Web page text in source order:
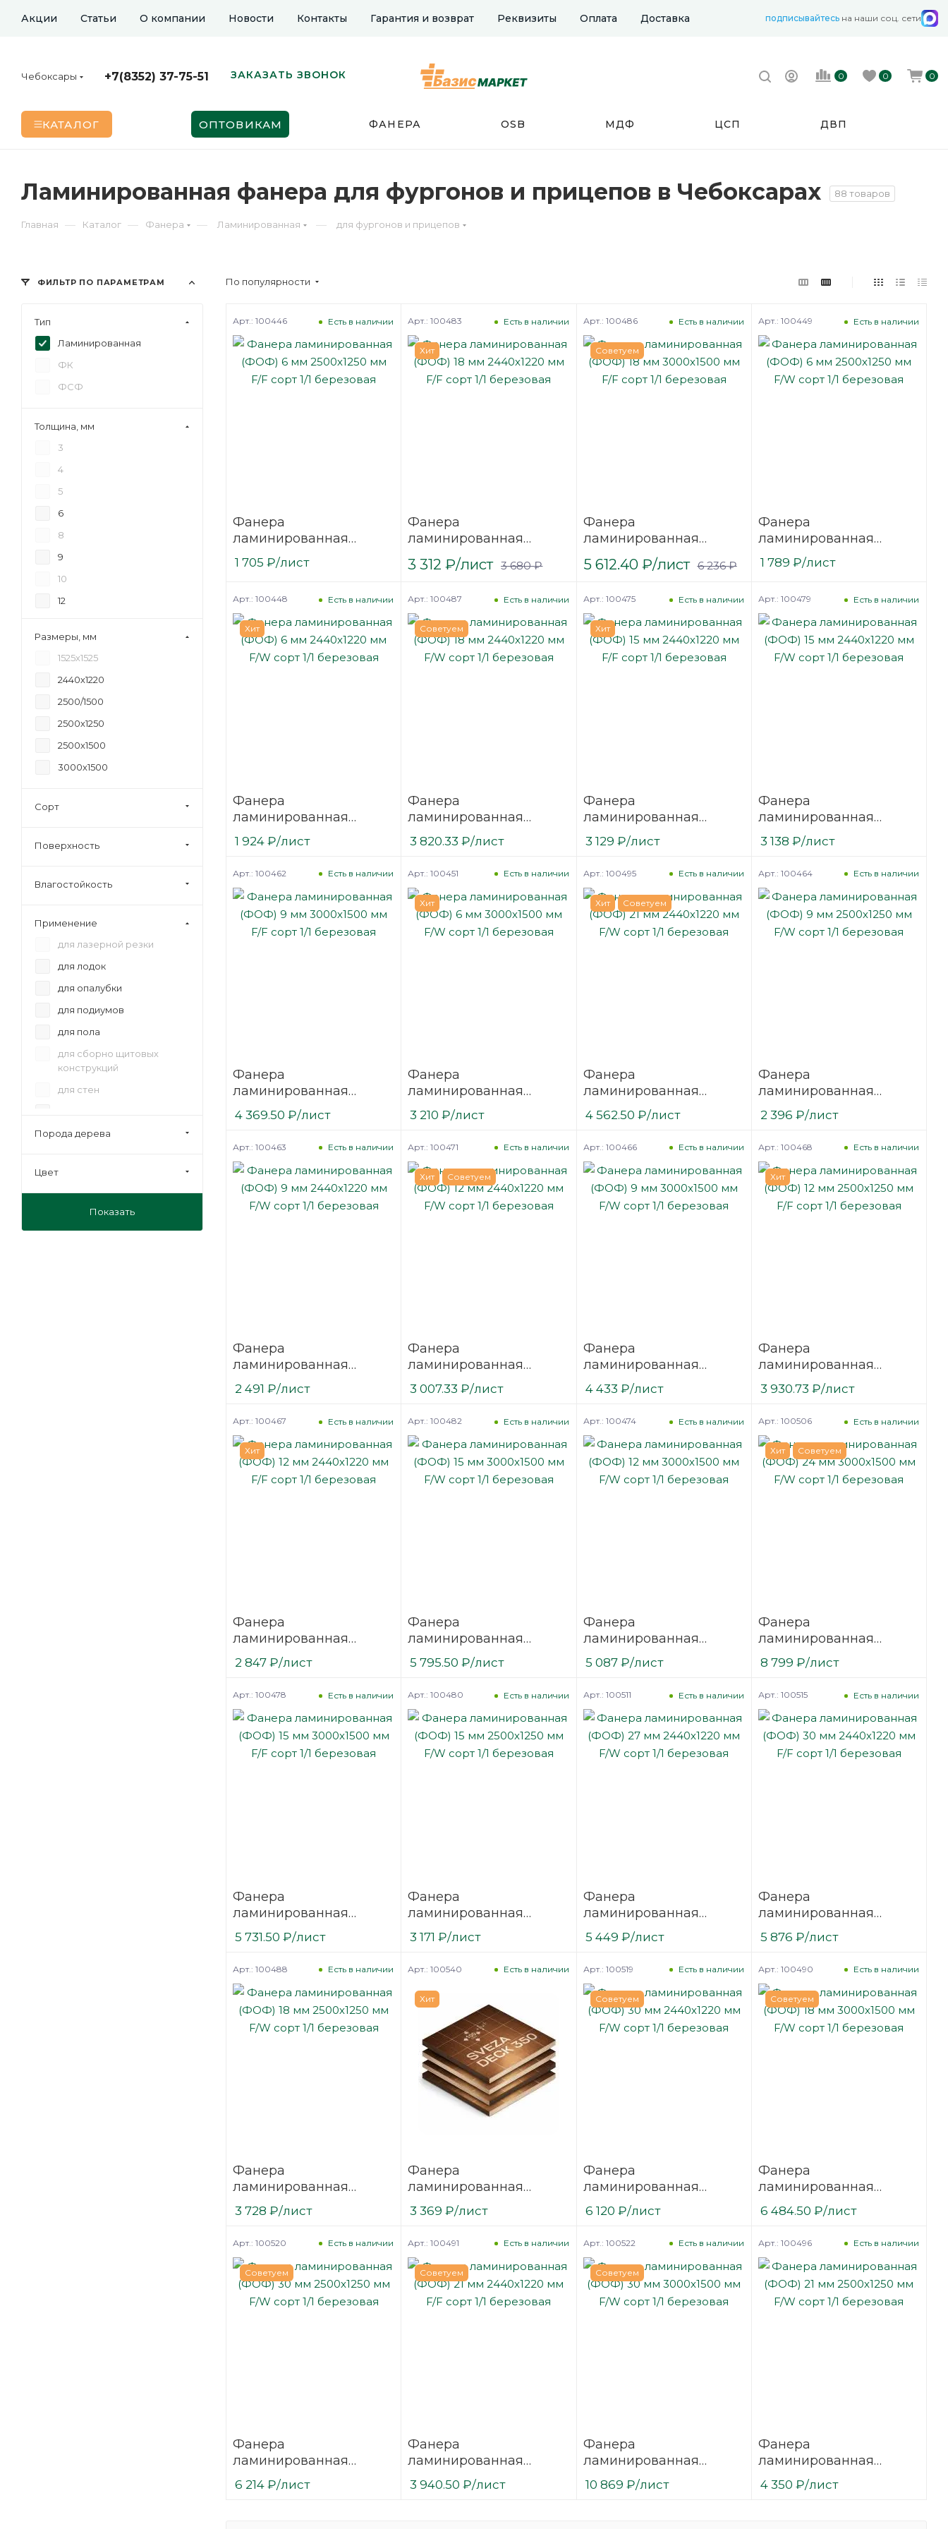
Акции Статьи О компании Новости Контакты Гарантия и возврат Реквизиты Оплата Доставка подписывайтесь на наши соц. сети
Чебоксары +7(8352) 37-75-51 ЗАКАЗАТЬ ЗВОНОК 0 0 0
КАТАЛОГ ОПТОВИКАМ ФАНЕРА OSB МДФ ЦСП ДВП
Ламинированная фанера для фургонов и прицепов в Чебоксарах 88 товаров
Главная — Каталог — Фанера — Ламинированная — для фургонов и прицепов
По популярности
Фанера
ламинированная
(ФОФ) 6 мм 2500х1250
мм F/F сорт 1/1
Есть в наличии
Арт.: 100446
1 705 ₽/лист
Хит
Фанера
ламинированная
(ФОФ) 18 мм 2440х1220
мм F/F сорт 1/1
Есть в наличии
Арт.: 100483
3 312 ₽/лист 3 680₽
Советуем
Фанера
ламинированная
(ФОФ) 18 мм 3000х1500
мм F/F сорт 1/1
Есть в наличии
Арт.: 100486
5 612.40₽/лист 6 236₽
Фанера
ламинированная
(ФОФ) 6 мм 2500х1250
мм F/W сорт 1/1
Есть в наличии
Арт.: 100449
1 789 ₽/лист
Хит
Фанера
ламинированная
(ФОФ) 6 мм 2440х1220
мм F/W сорт 1/1
Есть в наличии
Арт.: 100448
1 924 ₽/лист
Советуем
Фанера
ламинированная
(ФОФ) 18 мм 2440х1220
мм F/W сорт 1/1
Есть в наличии
Арт.: 100487
3 820.33 ₽/лист
Хит
Фанера
ламинированная
(ФОФ) 15 мм 2440х1220
мм F/F сорт 1/1
Есть в наличии
Арт.: 100475
3 129 ₽/лист
Фанера
ламинированная
(ФОФ) 15 мм 2440х1220
мм F/W сорт 1/1
Есть в наличии
Арт.: 100479
3 138 ₽/лист
Фанера
ламинированная
(ФОФ) 9 мм 3000х1500
мм F/F сорт 1/1
Есть в наличии
Арт.: 100462
4 369.50 ₽/лист
Хит
Фанера
ламинированная
(ФОФ) 6 мм 3000х1500
мм F/W сорт 1/1
Есть в наличии
Арт.: 100451
3 210 ₽/лист
Хит Советуем
Фанера
ламинированная
(ФОФ) 21 мм 2440х1220
мм F/W сорт 1/1
Есть в наличии
Арт.: 100495
4 562.50 ₽/лист
Фанера
ламинированная
(ФОФ) 9 мм 2500х1250
мм F/W сорт 1/1
Есть в наличии
Арт.: 100464
2 396 ₽/лист
Фанера
ламинированная
(ФОФ) 9 мм 2440х1220
мм F/W сорт 1/1
Есть в наличии
Арт.: 100463
2 491 ₽/лист
Хит Советуем
Фанера
ламинированная
(ФОФ) 12 мм 2440х1220
мм F/W сорт 1/1
Есть в наличии
Арт.: 100471
3 007.33 ₽/лист
Фанера
ламинированная
(ФОФ) 9 мм 3000х1500
мм F/W сорт 1/1
Есть в наличии
Арт.: 100466
4 433 ₽/лист
Хит
Фанера
ламинированная
(ФОФ) 12 мм 2500х1250
мм F/F сорт 1/1
Есть в наличии
Арт.: 100468
3 930.73 ₽/лист
Хит
Фанера
ламинированная
(ФОФ) 12 мм 2440х1220
мм F/F сорт 1/1
Есть в наличии
Арт.: 100467
2 847 ₽/лист
Фанера
ламинированная
(ФОФ) 15 мм 3000х1500
мм F/W сорт 1/1
Есть в наличии
Арт.: 100482
5 795.50 ₽/лист
Фанера
ламинированная
(ФОФ) 12 мм 3000х1500
мм F/W сорт 1/1
Есть в наличии
Арт.: 100474
5 087₽/лист
Хит Советуем
Фанера
ламинированная
(ФОФ) 24 мм 3000х1500
мм F/W сорт 1/1
Есть в наличии
Арт.: 100506
8 799 ₽/лист
Фанера
ламинированная
(ФОФ) 15 мм 3000х1500
мм F/F сорт 1/1
Есть в наличии
Арт.: 100478
5 731.50 ₽/лист
Фанера
ламинированная
(ФОФ) 15 мм 2500х1250
мм F/W сорт 1/1
Есть в наличии
Арт.: 100480
3 171 ₽/лист
Фанера
ламинированная
(ФОФ) 27 мм 2440х1220
мм F/W сорт 1/1
Есть в наличии
Арт.: 100511
5 449 ₽/лист
Фанера
ламинированная
(ФОФ) 30 мм 2440х1220
мм F/F сорт 1/1
Есть в наличии
Арт.: 100515
5 876 ₽/лист
Фанера
ламинированная
(ФОФ) 18 мм 2500х1250
мм F/W сорт 1/1
Есть в наличии
Арт.: 100488
3 728 ₽/лист
Хит
Фанера
ламинированная
(ФОФ) 18 мм 2440х1220
мм F/F сорт 1/1
Есть в наличии
Арт.: 100540
3 369 ₽/лист
Советуем
Фанера
ламинированная
(ФОФ) 30 мм 2440х1220
мм F/W сорт 1/1
Есть в наличии
Арт.: 100519
6 120 ₽/лист
Советуем
Фанера
ламинированная
(ФОФ) 18 мм 3000х1500
мм F/W сорт 1/1
Есть в наличии
Арт.: 100490
6 484.50 ₽/лист
Советуем
Фанера
ламинированная
(ФОФ) 30 мм 2500х1250
мм F/W сорт 1/1
Есть в наличии
Арт.: 100520
6 214 ₽/лист
Советуем
Фанера
ламинированная
(ФОФ) 21 мм 2440х1220
мм F/F сорт 1/1
Есть в наличии
Арт.: 100491
3 940.50 ₽/лист
Советуем
Фанера
ламинированная
(ФОФ) 30 мм 3000х1500
мм F/W сорт 1/1
Есть в наличии
Арт.: 100522
10 869 ₽/лист
Фанера
ламинированная
(ФОФ) 21 мм 2500х1250
мм F/W сорт 1/1
Есть в наличии
Арт.: 100496
4 350 ₽/лист
ФИЛЬТР ПО ПАРАМЕТРАМ
Тип
Ламинированная
ФК
ФСФ
Толщина, мм
3
4
5
6
8
9
10
12
18
Размеры, мм
1525х1525
2440х1220
2500/1500
2500х1250
2500х1500
3000х1500
Сорт
Поверхность
Влагостойкость
Применение
для лазерной резки
для лодок
для опалубки
для подиумов
для пола
для сборно щитовых
конструкций
для стен
мебельная
на лаги
отделка
Порода дерева
Цвет
Показать